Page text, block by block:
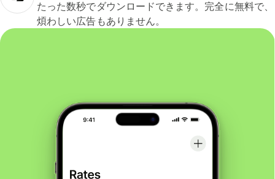
たった数秒でダウンロードできます。完全に無料で、
煩わしい広告もありません。